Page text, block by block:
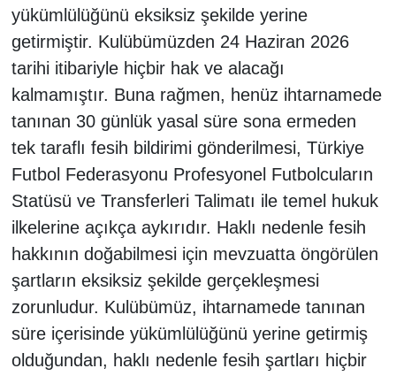
yükümlülüğünü eksiksiz şekilde yerine
getirmiştir. Kulübümüzden 24 Haziran 2026
tarihi itibariyle hiçbir hak ve alacağı
kalmamıştır. Buna rağmen, henüz ihtarnamede
tanınan 30 günlük yasal süre sona ermeden
tek taraflı fesih bildirimi gönderilmesi, Türkiye
Futbol Federasyonu Profesyonel Futbolcuların
Statüsü ve Transferleri Talimatı ile temel hukuk
ilkelerine açıkça aykırıdır. Haklı nedenle fesih
hakkının doğabilmesi için mevzuatta öngörülen
şartların eksiksiz şekilde gerçekleşmesi
zorunludur. Kulübümüz, ihtarnamede tanınan
süre içerisinde yükümlülüğünü yerine getirmiş
olduğundan, haklı nedenle fesih şartları hiçbir